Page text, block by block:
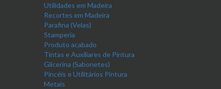
Utilidades em Madeira
Recortes em Madeira
Parafina (Velas)
Stamperia
Produto acabado
Tintas e Auxiliares de Pintura
Glicerina (Sabonetes)
Pincéis e Utilitários Pintura
Metais